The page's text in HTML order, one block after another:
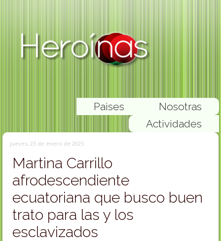
Nosotras
Paises
Actividades
jueves, 23 de enero de 2025
Martina Carrillo
afrodescendiente
ecuatoriana que busco buen
trato para las y los
esclavizados